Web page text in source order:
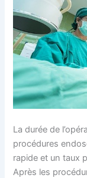
La durée de
procédures
rapide et un taux
Après les